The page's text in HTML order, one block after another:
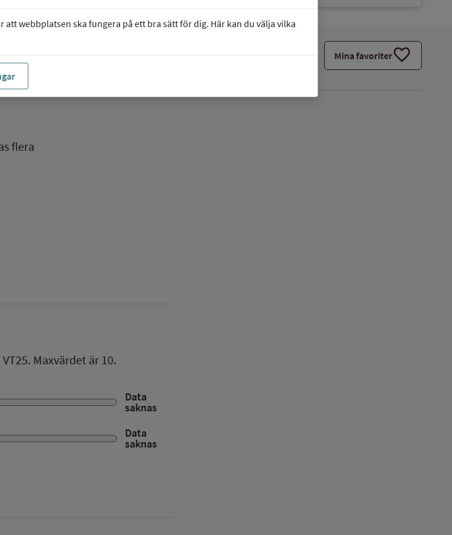
webbplatsen ska fungera på ett bra sätt för dig. Här kan du välja vilka
Mina favoriterfavorite
flera
VT25. Maxvärdet är 10.
Data
saknas
Data
saknas